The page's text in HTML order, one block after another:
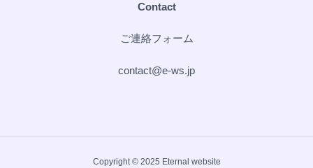
Contact
ご連絡フォーム
contact@e-ws.jp
Copyright © 2025 Eternal website